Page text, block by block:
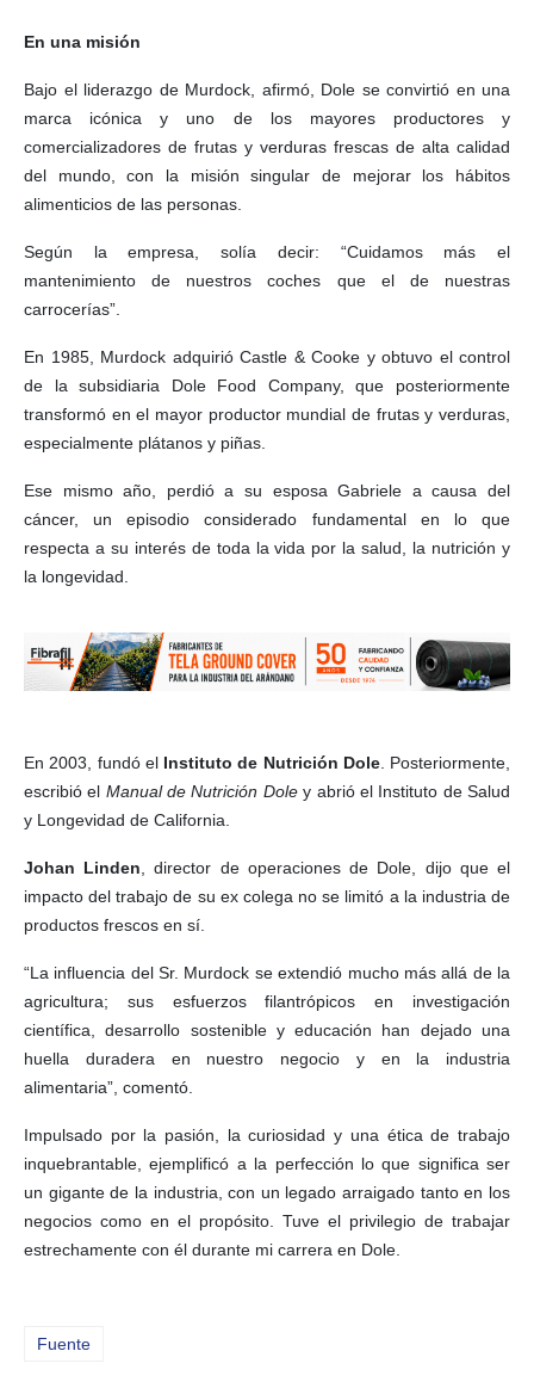
En una misión
Bajo el liderazgo de Murdock, afirmó, Dole se convirtió en una
marca icónica y uno de los mayores productores y
comercializadores de frutas y verduras frescas de alta calidad
del mundo, con la misión singular de mejorar los hábitos
alimenticios de las personas.
Según la empresa, solía decir: “Cuidamos más el
mantenimiento de nuestros coches que el de nuestras
carrocerías”.
En 1985, Murdock adquirió Castle & Cooke y obtuvo el control
de la subsidiaria Dole Food Company, que posteriormente
transformó en el mayor productor mundial de frutas y verduras,
especialmente plátanos y piñas.
Ese mismo año, perdió a su esposa Gabriele a causa del
cáncer, un episodio considerado fundamental en lo que
respecta a su interés de toda la vida por la salud, la nutrición y
la longevidad.
En 2003, fundó el Instituto de Nutrición Dole. Posteriormente,
escribió el Manual de Nutrición Doley abrió el Instituto de Salud
y Longevidad de California.
Johan Linden , director de operaciones de Dole, dijo que el
impacto del trabajo de su ex colega no se limitó a la industria de
productos frescos en sí.
“La influencia del Sr. Murdock se extendió mucho más allá de la
agricultura; sus esfuerzos filantrópicos en investigación
científica, desarrollo sostenible y educación han dejado una
huella duradera en nuestro negocio y en la industria
alimentaria”, comentó.
Impulsado por la pasión, la curiosidad y una ética de trabajo
inquebrantable, ejemplificó a la perfección lo que significa ser
un gigante de la industria, con un legado arraigado tanto en los
negocios como en el propósito. Tuve el privilegio de trabajar
estrechamente con él durante mi carrera en Dole.
Fuente